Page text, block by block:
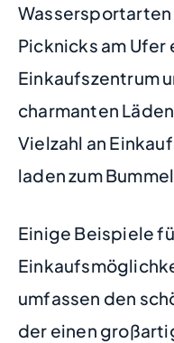
Picknicks am
Einkaufszentrum
charmanten
Vielzahl an
laden zum
Einige Beispiele
umfassen den
der einen